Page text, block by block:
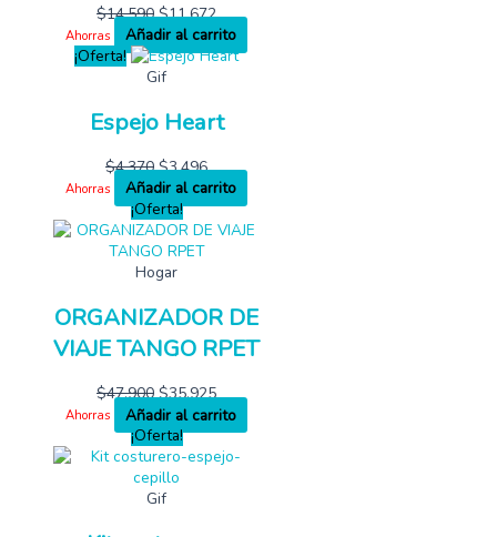
$14,590 $11,672
Ahorras
Añadir al carrito
¡Oferta!
Gif
Espejo Heart
$4,370 $3,496
Ahorras
Añadir al carrito
¡Oferta!
Hogar
ORGANIZADOR DE
VIAJE TANGO RPET
$47,900 $35,925
Ahorras
Añadir al carrito
¡Oferta!
Gif